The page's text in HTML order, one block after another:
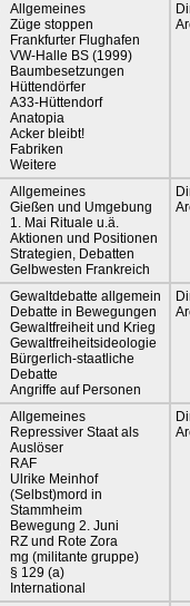
Allgemeines
Züge stoppen
Frankfurter Flughafen
VW-Halle BS (1999)
Baumbesetzungen
Hüttendörfer
A33-Hüttendorf
Anatopia
Acker bleibt!
Fabriken
Weitere
Allgemeines
Gießen und Umgebung
1. Mai Rituale u.ä.
Aktionen und Positionen
Strategien, Debatten
Gelbwesten Frankreich
Gewaltdebatte allgemein
Debatte in Bewegungen
Gewaltfreiheit und Krieg
Gewaltfreiheitsideologie
Bürgerlich-staatliche
Debatte
Angriffe auf Personen
Allgemeines
Repressiver Staat als
Auslöser
RAF
Ulrike Meinhof
(Selbst)mord in
Stammheim
Bewegung 2. Juni
RZ und Rote Zora
mg (militante gruppe)
§ 129 (a)
International